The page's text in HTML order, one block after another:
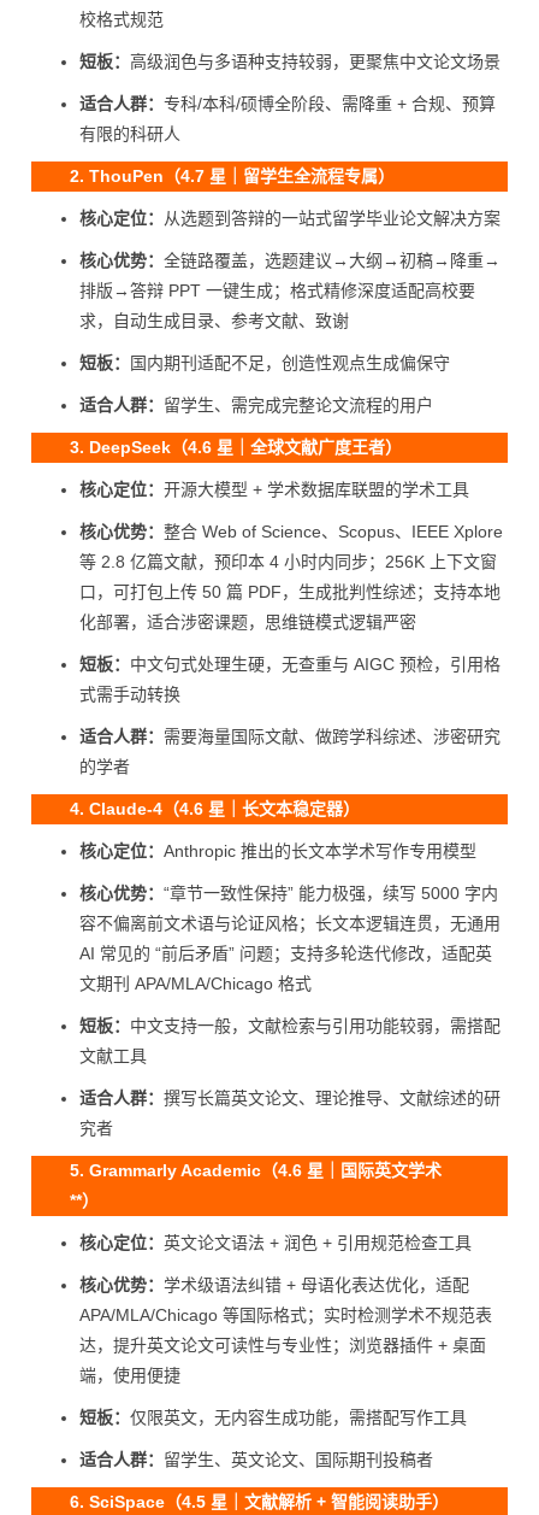
校格式规范
短板： 高级润色与多语种支持较弱，更聚焦中文论文场景
适合人群： 专科/本科/硕博全阶段、需降重 + 合规、预算
有限的科研人
2. ThouPen（4.7 星｜留学生全流程专属）
核心定位： 从选题到答辩的一站式留学毕业论文解决方案
核心优势： 全链路覆盖，选题建议→大纲→初稿→降重→
排版→答辩 PPT 一键生成；格式精修深度适配高校要
求，自动生成目录、参考文献、致谢
短板： 国内期刊适配不足，创造性观点生成偏保守
适合人群： 留学生、需完成完整论文流程的用户
3. DeepSeek（4.6 星｜全球文献广度王者）
核心定位： 开源大模型 + 学术数据库联盟的学术工具
核心优势： 整合 Web of Science、Scopus、IEEE Xplore
等 2.8 亿篇文献，预印本 4 小时内同步；256K 上下文窗
口，可打包上传 50 篇 PDF，生成批判性综述；支持本地
化部署，适合涉密课题，思维链模式逻辑严密
短板： 中文句式处理生硬，无查重与 AIGC 预检，引用格
式需手动转换
适合人群： 需要海量国际文献、做跨学科综述、涉密研究
的学者
4. Claude-4（4.6 星｜长文本稳定器）
核心定位： Anthropic 推出的长文本学术写作专用模型
核心优势： “章节一致性保持” 能力极强，续写 5000 字内
容不偏离前文术语与论证风格；长文本逻辑连贯，无通用
AI 常见的 “前后矛盾” 问题；支持多轮迭代修改，适配英
文期刊 APA/MLA/Chicago 格式
短板： 中文支持一般，文献检索与引用功能较弱，需搭配
文献工具
适合人群： 撰写长篇英文论文、理论推导、文献综述的研
究者
5. Grammarly Academic（4.6 星｜国际英文学术
**）
核心定位： 英文论文语法 + 润色 + 引用规范检查工具
核心优势： 学术级语法纠错 + 母语化表达优化，适配
APA/MLA/Chicago 等国际格式；实时检测学术不规范表
达，提升英文论文可读性与专业性；浏览器插件 + 桌面
端，使用便捷
短板： 仅限英文，无内容生成功能，需搭配写作工具
适合人群： 留学生、英文论文、国际期刊投稿者
6. SciSpace（4.5 星｜文献解析 + 智能阅读助手）